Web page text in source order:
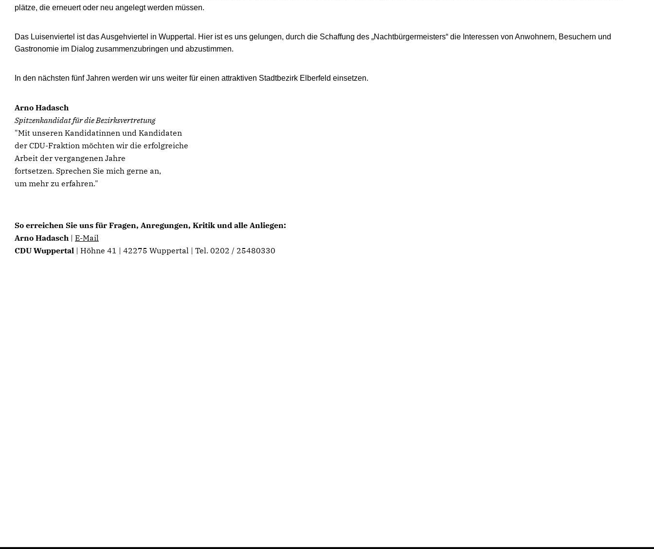
plätze, die erneuert oder neu angelegt werden müssen.
Das Luisenviertel ist das Ausgehviertel in Wuppertal. Hier ist es uns gelungen, durch die Schaffung des „Nachtbürgermeisters“ die Interessen von Anwohnern, Besuchern und
Gastronomie im Dialog zusammenzubringen und abzustimmen.
In den nächsten fünf Jahren werden wir uns weiter für einen attraktiven Stadtbezirk Elberfeld einsetzen.
Arno Hadasch
Spitzenkandidat für die Bezirksvertretung
"Mit unseren Kandidatinnen und Kandidaten
der CDU-Fraktion möchten wir die erfolgreiche
Arbeit der vergangenen Jahre
fortsetzen. Sprechen Sie mich gerne an,
um mehr zu erfahren."
So erreichen Sie uns für Fragen, Anregungen, Kritik und alle Anliegen:
Arno Hadasch | E-Mail
CDU Wuppertal | Höhne 41 | 42275 Wuppertal | Tel. 0202 / 25480330